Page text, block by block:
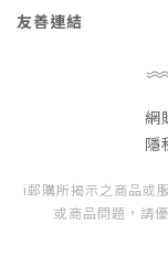
友善連結
網
隱
i郵購所揭示之商品或
或商品問題，請